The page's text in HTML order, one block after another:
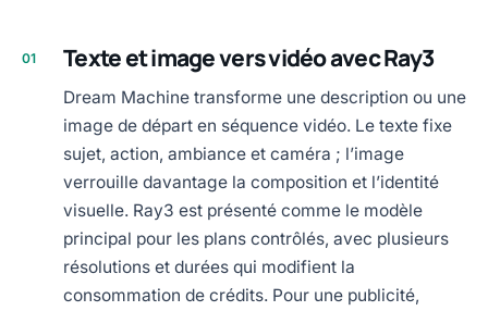
01 Texte et image vers vidéo avec Ray3
Dream Machine transforme une description ou une
image de départ en séquence vidéo. Le texte fixe
sujet, action, ambiance et caméra ; l’image
verrouille davantage la composition et l’identité
visuelle. Ray3 est présenté comme le modèle
principal pour les plans contrôlés, avec plusieurs
résolutions et durées qui modifient la
consommation de crédits. Pour une publicité,